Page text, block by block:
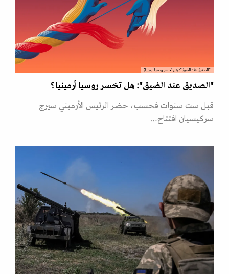
"الصديق عند الضيق": هل تخسر روسيا أرمينيا؟
"الصديق عند الضيق": هل تخسر روسيا أرمينيا؟
قبل ست سنوات فحسب، حضر الرئيس الأرميني سيرج
سركيسيان افتتاح…